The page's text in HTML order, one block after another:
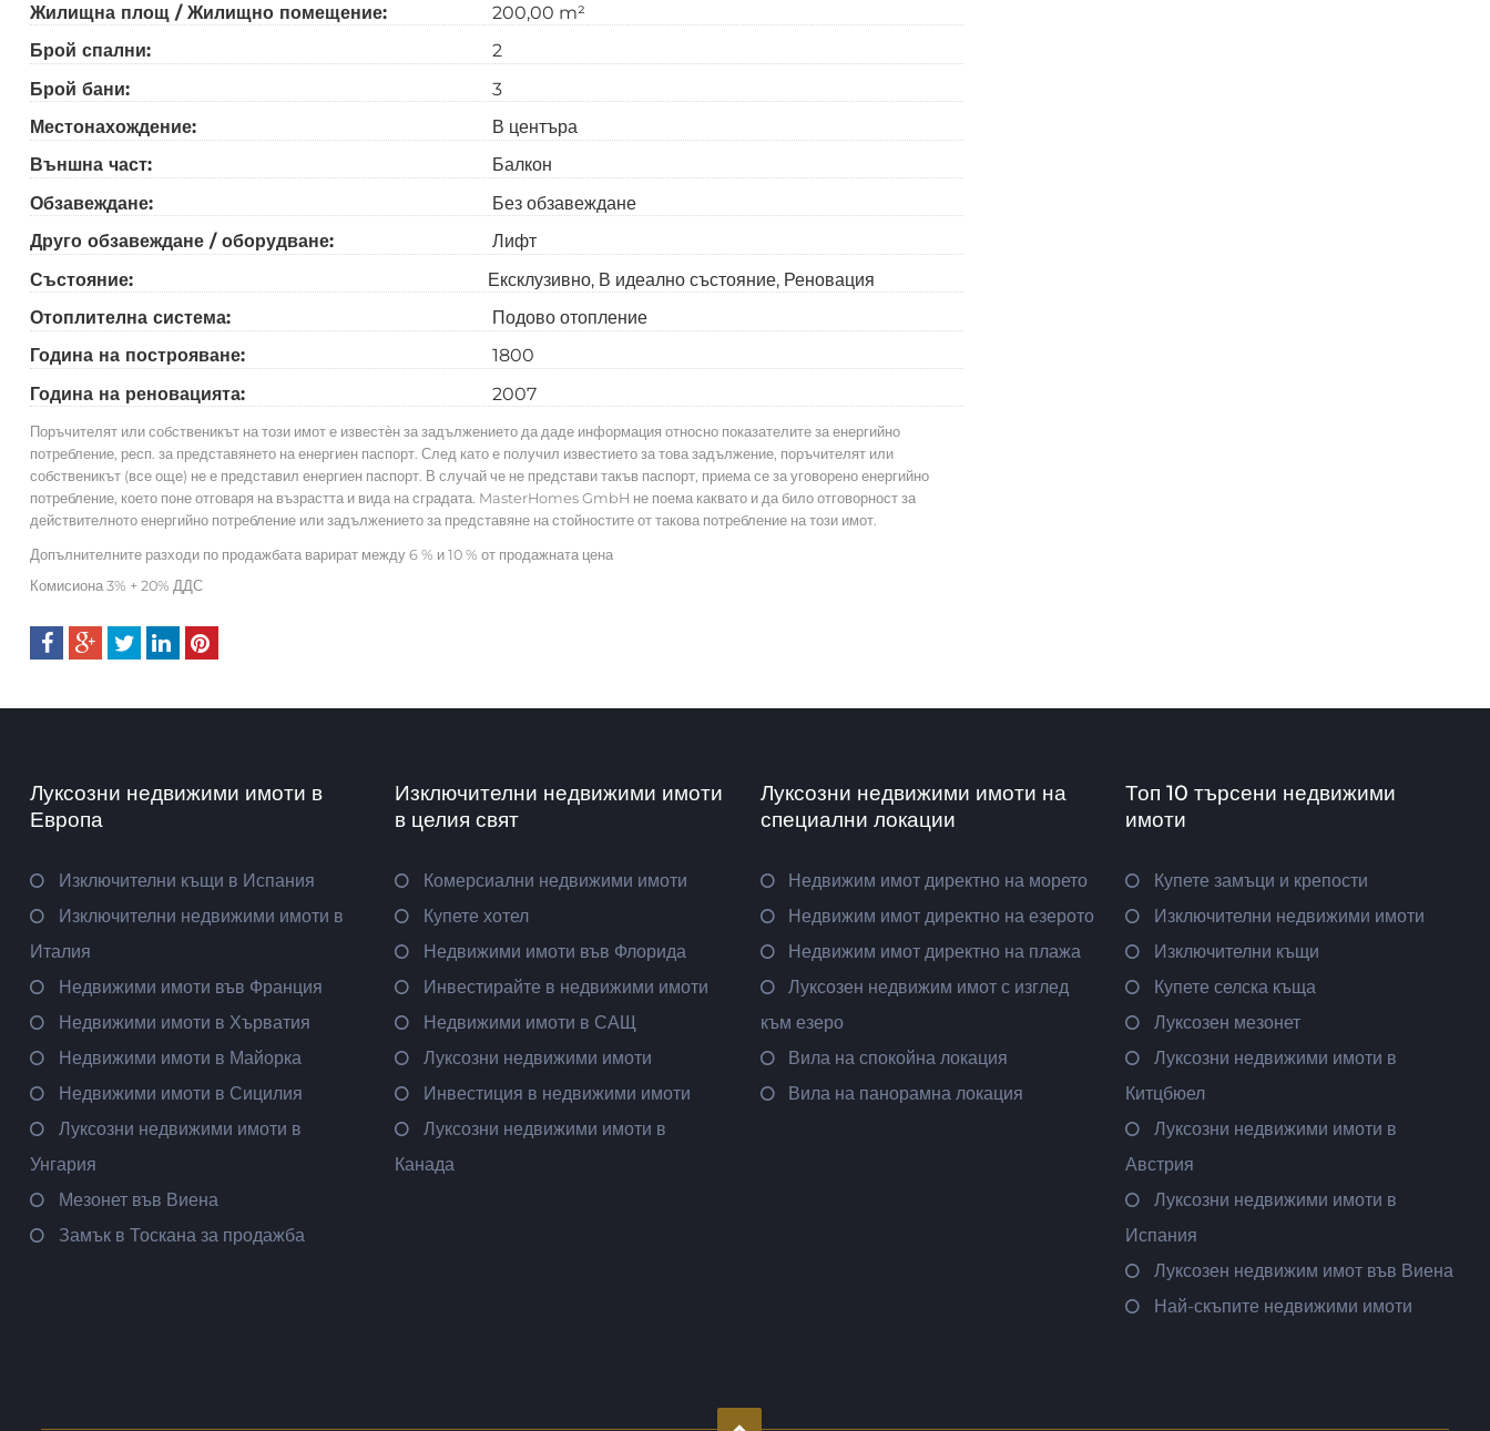
Жилищна площ / Жилищно помещение:
200,00 m²
Брой спални:
2
Брой бани:
3
Местонахождение:
В центъра
Външна част:
Балкон
Обзавеждане:
Без обзавеждане
Друго обзавеждане / оборудване:
Лифт
Състояние:
Ексклузивно В идеално състояние Реновация
Отоплителна система:
Подово отопление
Година на построяване:
1800
Година на реновацията:
2007
Поръчителят или собственикът на този имот е известѐн за задължението да даде информация относно показателите за енергийно
потребление, респ. за представянето на енергиен паспорт. След като е получил известието за това задължение, поръчителят или
собственикът (все още) не е представил енергиен паспорт. В случай че не представи такъв паспорт, приема се за уговорено енергийно
потребление, което поне отговаря на възрастта и вида на сградата. MasterHomes GmbH не поема каквато и да било отговорност за
действителното енергийно потребление или задължението за представяне на стойностите от такова потребление на този имот.
Допълнителните разходи по продажбата варират между 6 % и 10 % от продажната цена
Комисиона 3% + 20% ДДС
Луксозни недвижими имоти в
Европа
Изключителни къщи в Испания
Изключителни недвижими имоти в
Италия
Недвижими имоти във Франция
Недвижими имоти в Хърватия
Недвижими имоти в Майорка
Недвижими имоти в Сицилия
Луксозни недвижими имоти в
Унгария
Мезонет във Виена
Замък в Тоскана за продажба
Изключителни недвижими имоти
в целия свят
Комерсиални недвижими имоти
Купете хотел
Недвижими имоти във Флорида
Инвестирайте в недвижими имоти
Недвижими имоти в САЩ
Луксозни недвижими имоти
Инвестиция в недвижими имоти
Луксозни недвижими имоти в
Канада
Луксозни недвижими имоти на
специални локации
Недвижим имот директно на морето
Недвижим имот директно на езерото
Недвижим имот директно на плажа
Луксозен недвижим имот с изглед
към езеро
Вила на спокойна локация
Вила на панорамна локация
Топ 10 търсени недвижими
имоти
Купете замъци и крепости
Изключителни недвижими имоти
Изключителни къщи
Купете селска къща
Луксозен мезонет
Луксозни недвижими имоти в
Китцбюел
Луксозни недвижими имоти в
Австрия
Луксозни недвижими имоти в
Испания
Луксозен недвижим имот във Виена
Най-скъпите недвижими имоти